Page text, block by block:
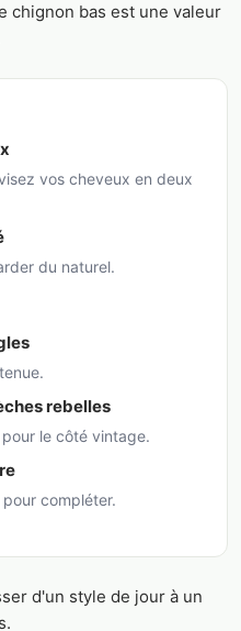
chignon bas est une valeur
vos cheveux en deux
du naturel.
rebelles
le côté vintage.
compléter.
d'un style de jour à un